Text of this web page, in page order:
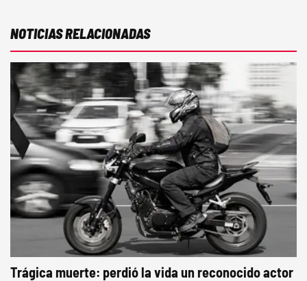
NOTICIAS RELACIONADAS
Trágica muerte: perdió la vida un reconocido actor